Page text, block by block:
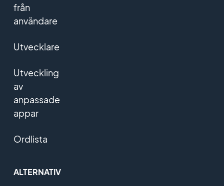
från
användare
Utvecklare
Utveckling
av
anpassade
appar
Ordlista
ALTERNATIV